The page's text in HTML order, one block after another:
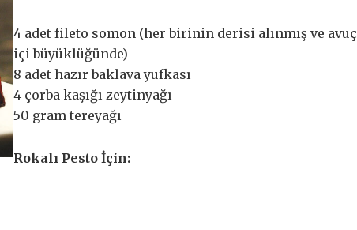
4 adet fileto somon (her birinin derisi alınmış ve avuç
içi büyüklüğünde)
8 adet hazır baklava yufkası
4 çorba kaşığı zeytinyağı
50 gram tereyağı
Rokalı Pesto İçin: